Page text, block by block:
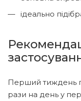
ідеально
Перший тиждень
рази на день у